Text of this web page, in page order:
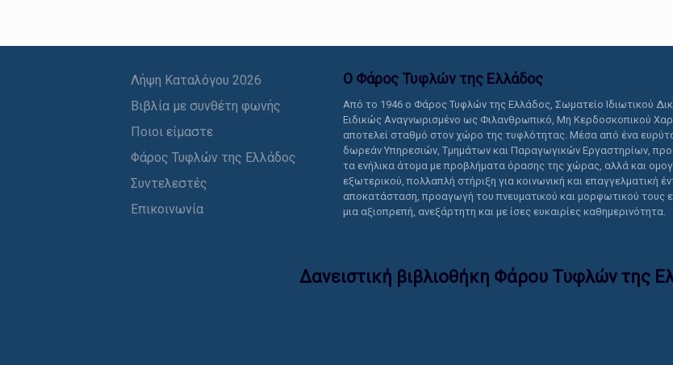
Λήψη Καταλόγου 2026
Βιβλία με συνθέτη φωνής
Ποιοι είμαστε
Φάρος Τυφλών της Ελλάδος
Συντελεστές
Επικοινωνία
Ο Φάρος Τυφλών της Ελλάδoς
Από το 1946 ο Φάρος Τυφλών της Ελλάδος, Σωματείο Ιδιωτικού
Ειδικώς Αναγνωρισμένο ως Φιλανθρωπικό, Μη Κερδοσκοπικού
αποτελεί σταθμό στον χώρο της τυφλότητας. Μέσα από ένα
δωρεάν Υπηρεσιών, Τμημάτων και Παραγωγικών Εργαστηρίων,
τα ενήλικα άτομα με προβλήματα όρασης της χώρας, αλλά και
εξωτερικού, πολλαπλή στήριξη για κοινωνική και επαγγελματική
αποκατάσταση, προαγωγή του πνευματικού και μορφωτικού τους
μια αξιοπρεπή, ανεξάρτητη και με ίσες ευκαιρίες καθημερινότητα.
Δανειστική βιβλιοθήκη Φάρου Τυφλών της